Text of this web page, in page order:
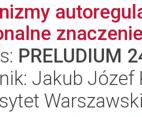
PRELUDIUM
Jakub Józef